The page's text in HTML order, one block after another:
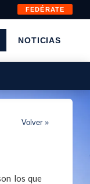
FEDÉRATE
NOTICIAS
Volver »
los que